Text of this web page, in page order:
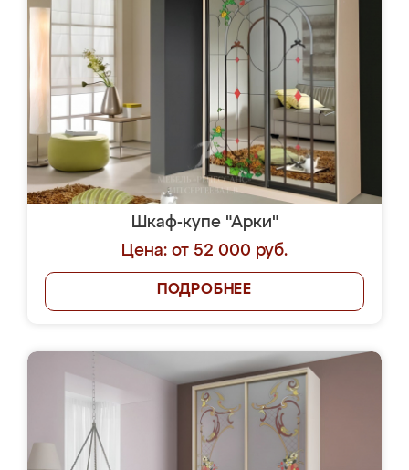
Шкаф-купе "Арки"
Цена: от 52 000 руб.
ПОДРОБНЕЕ